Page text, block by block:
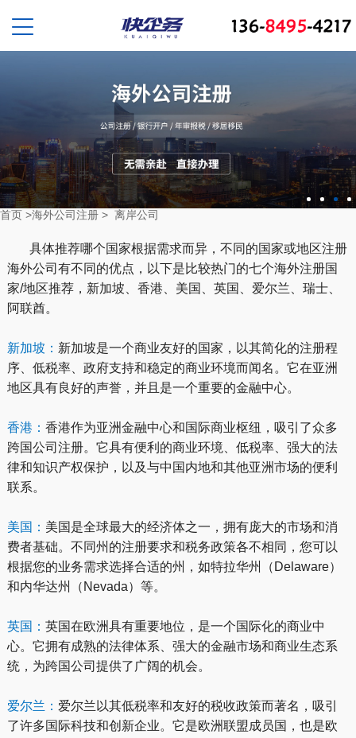
首页 >海外公司注册 > 离岸公司
具体推荐哪个国家根据需求而异，不同的国家或地区注册
海外公司有不同的优点，以下是比较热门的七个海外注册国
家/地区推荐，新加坡、香港、美国、英国、爱尔兰、瑞士、
阿联酋。
新加坡： 新加坡是一个商业友好的国家，以其简化的注册程
序、低税率、政府支持和稳定的商业环境而闻名。它在亚洲
地区具有良好的声誉，并且是一个重要的金融中心。
香港： 香港作为亚洲金融中心和国际商业枢纽，吸引了众多
跨国公司注册。它具有便利的商业环境、低税率、强大的法
律和知识产权保护，以及与中国内地和其他亚洲市场的便利
联系。
美国： 美国是全球最大的经济体之一，拥有庞大的市场和消
费者基础。不同州的注册要求和税务政策各不相同，您可以
根据您的业务需求选择合适的州，如特拉华州（Delaware）
和内华达州（Nevada）等。
英国： 英国在欧洲具有重要地位，是一个国际化的商业中
心。它拥有成熟的法律体系、强大的金融市场和商业生态系
统，为跨国公司提供了广阔的机会。
爱尔兰： 爱尔兰以其低税率和友好的税收政策而著名，吸引
了许多国际科技和创新企业。它是欧洲联盟成员国，也是欧